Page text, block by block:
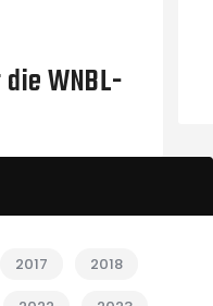
WNBL-
2017 2018